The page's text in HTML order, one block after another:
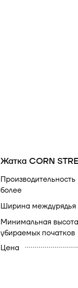
Жатка CORN
производительность
более
ширина междурядья
минимальная высота
убираемых початков
Цена